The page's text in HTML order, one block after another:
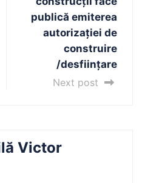
publică emiterea
autorizaţiei de
construire
/desființare
Next post
Victor